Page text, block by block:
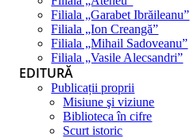
Filiala „Garabet Ibrăileanu”
Filiala „Ion Creangă”
Filiala „Mihail Sadoveanu”
Filiala „Vasile Alecsandri”
EDITURĂ
Publicații proprii
Misiune şi viziune
Biblioteca în cifre
Scurt istoric